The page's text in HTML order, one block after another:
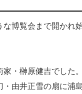
博覧会まで開かれ
・榊原健吉でした。
・由井正雪の扇に浦